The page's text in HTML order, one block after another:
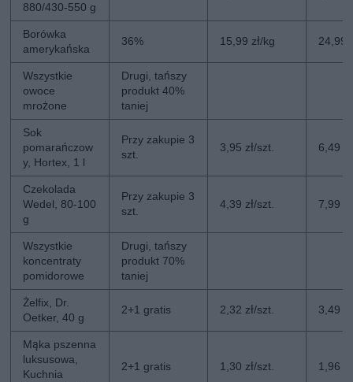
880/430-550 g
Borówka
amerykańska
36% 15,99 zł/kg 24,99
Wszystkie
owoce
mrożone
Drugi, tańszy
produkt 40%
taniej
Sok
pomarańczow
y, Hortex, 1 l
Przy zakupie 3
szt.
3,95 zł/szt. 6,49
Czekolada
Wedel, 80-100
g
Przy zakupie 3
szt.
4,39 zł/szt. 7,99
Wszystkie
koncentraty
pomidorowe
Drugi, tańszy
produkt 70%
taniej
Żelfix, Dr.
Oetker, 40 g
2+1 gratis 2,32 zł/szt. 3,49
Mąka pszenna
luksusowa,
Kuchnia
2+1 gratis 1,30 zł/szt. 1,96